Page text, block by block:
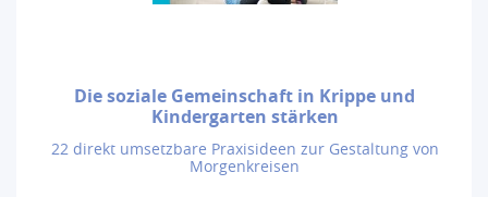
Die soziale Gemeinschaft in Krippe und
Kindergarten stärken
22 direkt umsetzbare Praxisideen zur Gestaltung von
Morgenkreisen